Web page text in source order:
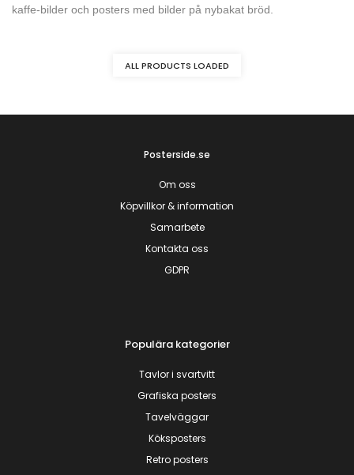
kaffe-bilder och posters med bilder på nybakat bröd.
ALL PRODUCTS LOADED
Posterside.se
Om oss
Köpvillkor & information
Samarbete
Kontakta oss
GDPR
Populära kategorier
Tavlor i svartvitt
Grafiska posters
Tavelväggar
Köksposters
Retro posters